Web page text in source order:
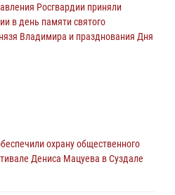
Росгвардии приняли
в день памяти святого
Владимира и празднования Дня
профильную Росгвардейскую
охрану общественного
Дениса Мацуева в Суздале